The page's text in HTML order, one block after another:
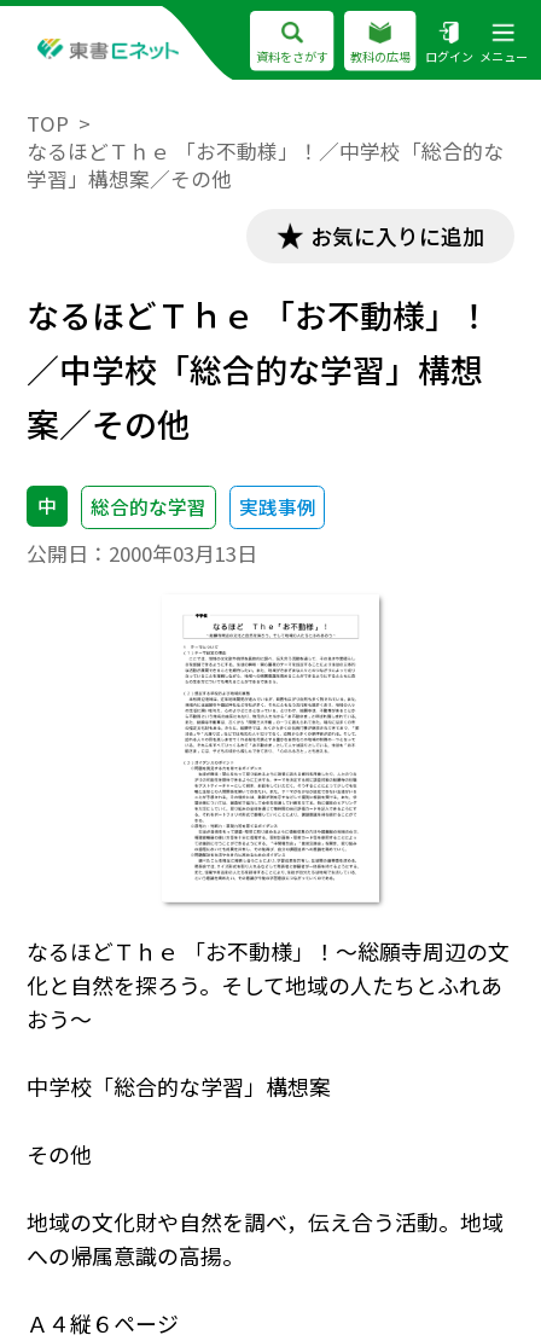
資料をさがす 教科の広場 ログイン メニュー
TOP
なるほどＴｈｅ 「お不動様」！／中学校「総合的な
学習」構想案／その他
お気に入りに追加
なるほどＴｈｅ 「お不動様」！
／中学校「総合的な学習」構想
案／その他
中 総合的な学習 実践事例
公開日： 2000年03月13日
なるほどＴｈｅ 「お不動様」！～総願寺周辺の文
化と自然を探ろう。そして地域の人たちとふれあ
おう～
中学校「総合的な学習」構想案
その他
地域の文化財や自然を調べ，伝え合う活動。地域
への帰属意識の高揚。
Ａ４縦６ページ